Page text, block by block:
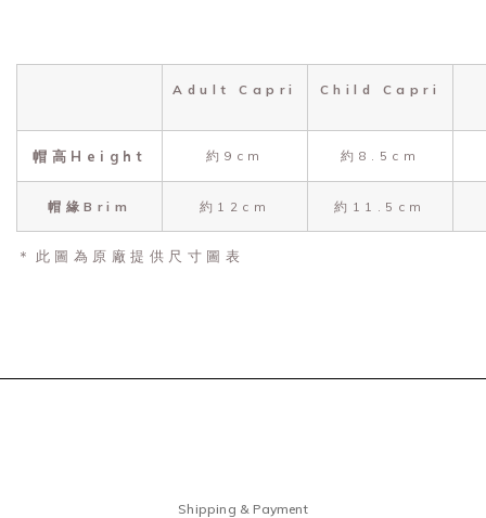
Adult Capri Child Capri
帽高Height 約9cm 約8.5cm
帽緣Brim 約12cm 約11.5cm
＊此圖為原廠提供尺寸圖表
Shipping & Payment